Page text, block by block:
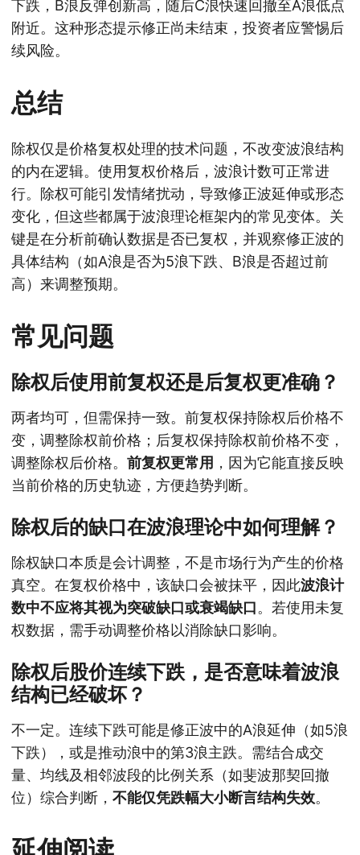
下跌，B浪反弹创新高，随后C浪快速回撤至A浪低点
附近。这种形态提示修正尚未结束，投资者应警惕后
续风险。
总结
除权仅是价格复权处理的技术问题，不改变波浪结构
的内在逻辑。使用复权价格后，波浪计数可正常进
行。除权可能引发情绪扰动，导致修正波延伸或形态
变化，但这些都属于波浪理论框架内的常见变体。关
键是在分析前确认数据是否已复权，并观察修正波的
具体结构（如A浪是否为5浪下跌、B浪是否超过前
高）来调整预期。
常见问题
除权后使用前复权还是后复权更准确？
两者均可，但需保持一致。前复权保持除权后价格不
变，调整除权前价格；后复权保持除权前价格不变，
调整除权后价格。 前复权更常用 ，因为它能直接反映
当前价格的历史轨迹，方便趋势判断。
除权后的缺口在波浪理论中如何理解？
除权缺口本质是会计调整，不是市场行为产生的价格
真空。在复权价格中，该缺口会被抹平，因此波浪计
数中不应将其视为突破缺口或衰竭缺口。若使用未复
权数据，需手动调整价格以消除缺口影响。
除权后股价连续下跌，是否意味着波浪
结构已经破坏？
不一定。连续下跌可能是修正波中的A浪延伸（如5浪
下跌），或是推动浪中的第3浪主跌。需结合成交
量、均线及相邻波段的比例关系（如斐波那契回撤
位）综合判断， 不能仅凭跌幅大小断言结构失效。